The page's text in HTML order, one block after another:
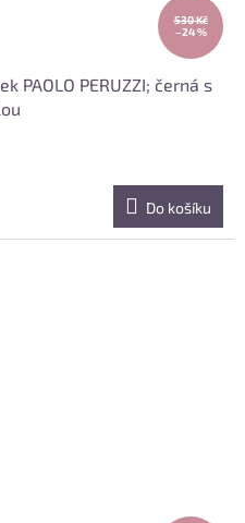
530 Kč
–24 %
PAOLO PERUZZI; černá s
Do košíku